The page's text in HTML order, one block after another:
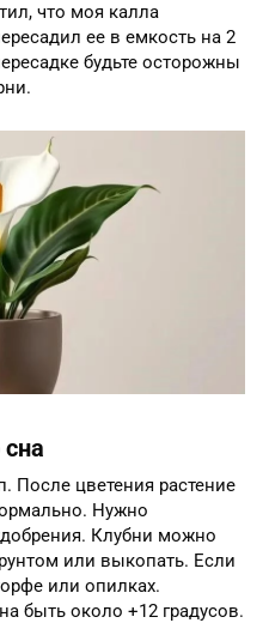
что моя калла
ее в емкость на 2
будьте осторожны
После цветения растение
Нужно
Клубни можно
или выкопать. Если
или опилках.
быть около +12 градусов.